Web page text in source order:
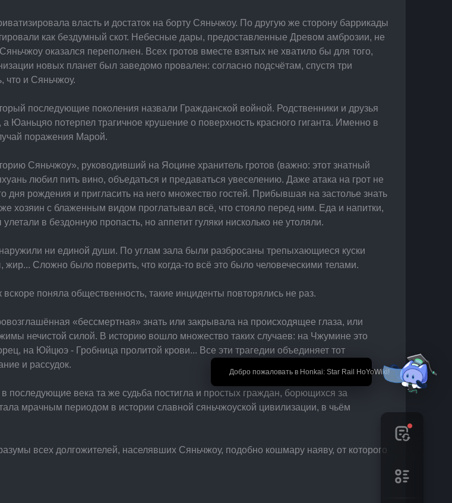
🎉 Добро пожаловать в Honkai: Star Rail HoYoWiki!
власть и достаток на борту Сяньчжоу. По другую же сторону баррикады
как бездумный скот. Небесные дары, предоставленные Древом амброзии, не
оказался переполнен. Всех гротов вместе взятых не хватило бы для того,
новых планет был заведомо провален: согласно подсчётам, спустя три
что и Сяньчжоу.
последующие поколения назвали Гражданской войной. Родственники и друзья
Юаньцяо потерпел трагичное крушение о поверхность красного гиганта. Именно в
поражения Марой.
Сяньчжоу», руководивший на Яоцине хранитель гротов (важно: этот знатный
любил пить вино, объедаться и предаваться увеселению. Даже атака на грот не
дня рождения и пригласить на него множество гостей. Прибывшая на застолье знать
хозяин с блаженным видом проглатывал всё, что стояло перед ним. Еда и напитки,
в бездонную пропасть, но аппетит гуляки нисколько не утоляли.
ни единой души. По углам зала были разбросаны трепыхающиеся куски
Сложно было поверить, что когда-то всё это было человеческими телами.
поняла общественность, такие инциденты повторялись не раз.
«бессмертная» знать или закрывала на происходящее глаза, или
нечистой силой. В историю вошло множество таких случаев: на Чжумине это
на Юйцюэ - Гробница пролитой крови... Все эти трагедии объединяет тот
и рассудок.
века та же судьба постигла и простых граждан, борющихся за
мрачным периодом в истории славной сяньчжоуской цивилизации, в чьём
всех долгожителей, населявших Сяньчжоу, подобно кошмару наяву, от которого